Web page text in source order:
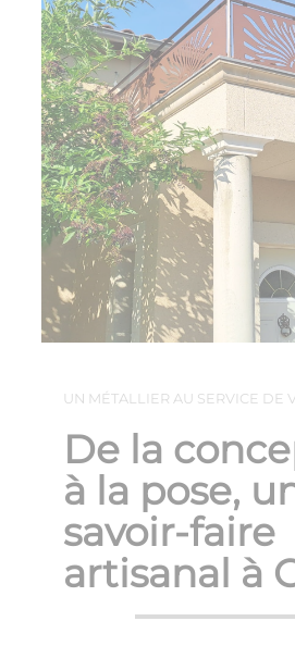
UN MÉTALLIER AU SERVICE DE
De la
à la pose,
savoir-faire
artisanal à